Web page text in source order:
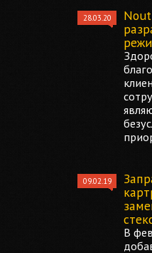
28.03.20
09.02.19
В